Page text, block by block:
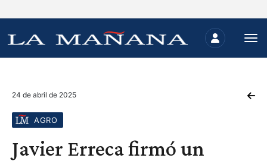
24 de abril de 2025
AGRO
Javier Erreca firmó un